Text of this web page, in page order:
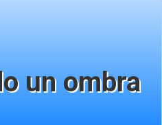
un ombra